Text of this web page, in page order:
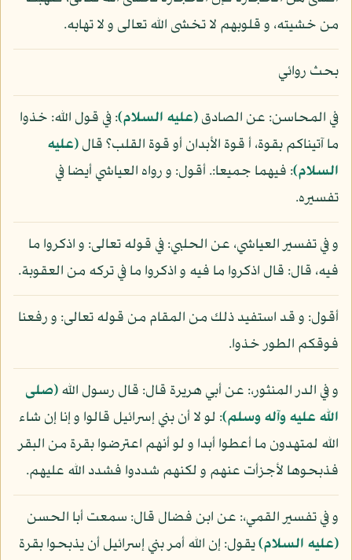
من خشيته، و قلوبهم لا تخشى الله تعالى و لا تهابه.
بحث روائي
في المحاسن: عن الصادق(عليه السلام): في قول الله: خذوا
ما آتيناكم بقوة، أ قوة الأبدان أو قوة القلب؟ قال(عليه
السلام): فيهما جميعا:. أقول: و رواه العياشي أيضا في
تفسيره.
و في تفسير العياشي، عن الحلبي: في قوله تعالى: و اذكروا ما
فيه، قال: قال اذكروا ما فيه و اذكروا ما في تركه من العقوبة.
أقول: و قد استفيد ذلك من المقام من قوله تعالى: و رفعنا
فوقكم الطور خذوا.
و في الدر المنثور،: عن أبي هريرة قال: قال رسول الله(صلى
الله عليه وآله وسلم): لو لا أن بني إسرائيل قالوا و إنا إن شاء
الله لمتهدون ما أعطوا أبدا و لو أنهم اعترضوا بقرة من البقر
فذبحوها لأجزأت عنهم و لكنهم شددوا فشدد الله عليهم.
و في تفسير القمي،: عن ابن فضال قال: سمعت أبا الحسن
(عليه السلام)يقول: إن الله أمر بني إسرائيل أن يذبحوا بقرة